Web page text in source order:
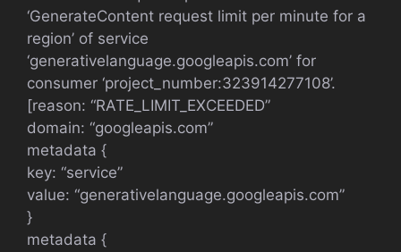
‘GenerateContent request limit per minute for a
region’ of service
‘generativelanguage.googleapis.com’ for
consumer ‘project_number:323914277108’.
[reason: “RATE_LIMIT_EXCEEDED”
domain: “googleapis.com”
metadata {
key: “service”
value: “generativelanguage.googleapis.com”
}
metadata {